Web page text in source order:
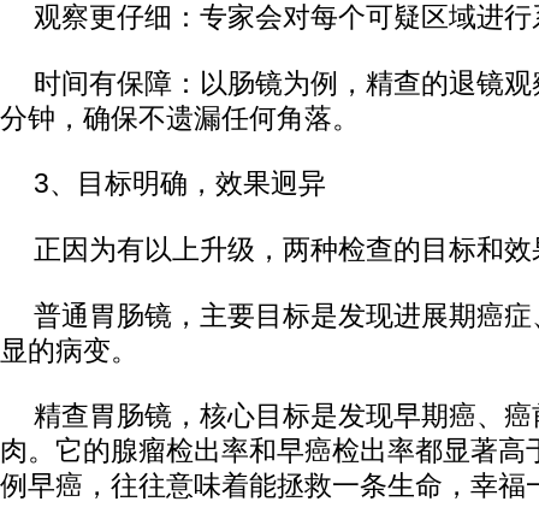
观察更仔细：专家会对每个可疑区域进
时间有保障：以肠镜为例，精查的退镜
分钟，确保不遗漏任何角落。
3、目标明确，效果迥异
正因为有以上升级，两种检查的目标和
普通胃肠镜，主要目标是发现进展期癌
显的病变。
精查胃肠镜，核心目标是发现早期癌、
肉。它的腺瘤检出率和早癌检出率都显著高
例早癌，往往意味着能拯救一条生命，幸福